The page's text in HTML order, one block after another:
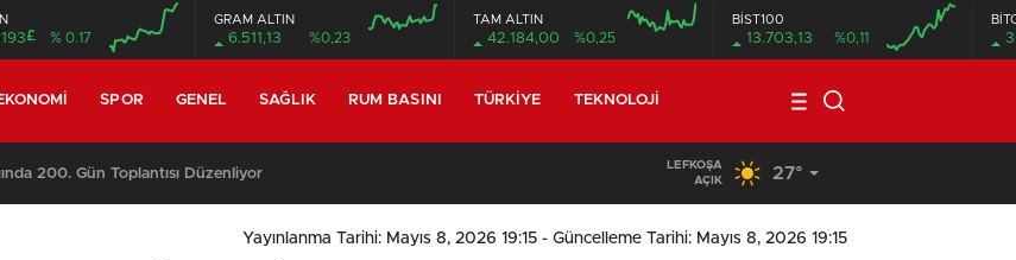
£ % 0.17
GRAM ALTIN
6.511,13 %0,23
TAM ALTIN
42.184,00 %0,25
BİST100
13.703,13 %0,11
SPOR GENEL SAĞLIK RUM BASINI TÜRKIYE TEKNOLOJI
200. Gün Toplantısı Düzenliyor Meclis, yasama gündemiyle yeniden toplanıyor
LEFKOŞA
AÇIK
27°
Yayınlanma Tarihi: Mayıs 8, 2026 19:15 - Güncelleme Tarihi: Mayıs 8, 2026 19:15